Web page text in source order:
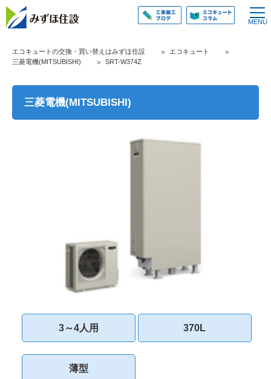
エコキュートの交換・買い替えはみずほ住設
エコキュート
三菱電機(MITSUBISHI)
SRT-W374Z
三菱電機(MITSUBISHI)
3～4人用 370L
薄型